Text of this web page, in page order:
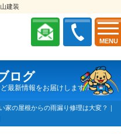
MENU
建装
ログ
最新情報をお届けします！
家の屋根からの雨漏り修理は大変？｜